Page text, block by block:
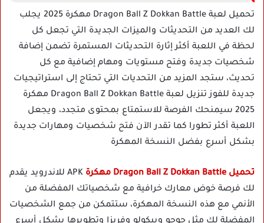
تحميل لعبة Dragon Ball Z Dokkan Battle مهكرة 2025 يجلب
لك العديد من التحديثات والميزات الجديدة التي تجعل كل
لحظة في اللعبة أكثر إثارة التحديثات المستمرة تضمن إضافة
شخصيات جديدة وفتح مستويات ومهام إضافية مع كل
تحديث، ستجد المزيد من التحديات التي تحتاج إلى استراتيجيات
جديدة للفوز تنزيل لعبة Dragon Ball Z Dokkan Battle مهكرة
2025 سيمنحك الفرصة للاستمتاع بمحتوى متجدد، ويجعل
اللعبة أكثر تطورا كما تقدر الآن فتح شخصيات ومهارات جديدة
بشكل أسرع بفضل النسخة المهكرة
تحميل Dragon Ball Z Dokkan Battle مهكرة
APK للاندرويد يقدم
لك فرصة خوض معارك خرافية مع شخصياتك المفضلة من
الأنمي مع هذه النسخة المهكرة، ستتمكن من جمع الشخصيات
المفضلة لك مثل جوجو وبيكولو وفريزا وتطويرها بشكل أسرع